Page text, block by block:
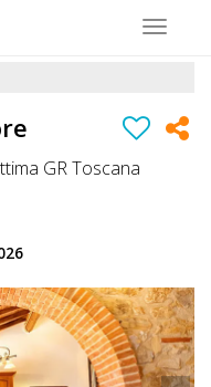
Toggle
GR Toscana